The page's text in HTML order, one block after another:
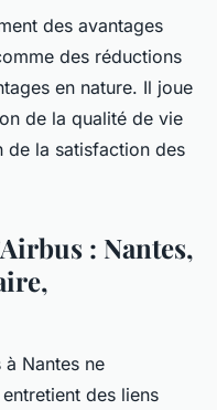
des avantages
des réductions
en nature. Il joue
de la qualité de vie
de la satisfaction des
: Nantes,
à Nantes ne
des liens